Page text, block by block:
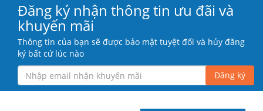
Đăng ký nhận thông tin ưu đãi và
khuyến mãi
Thông tin của bạn sẽ được bảo mật tuyệt đối và hủy đăng
ký bất cứ lúc nào
Đăng ký